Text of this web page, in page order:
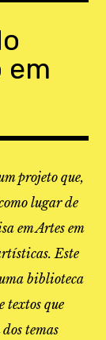
em
projeto que,
lugar de
em Artes em
Este
biblioteca
textos que
temas